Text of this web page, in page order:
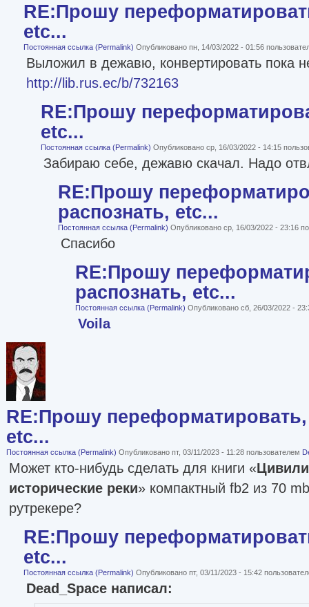
RE:Прошу
etc...
Постоянная ссылка (Permalink) Опубликовано пн, 14/03/2022 - 01:56
Выложил в дежавю, конвертировать пока
http://lib.rus.ec/b/732163
RE:Прошу
etc...
Постоянная ссылка (Permalink) Опубликовано ср, 16/03/2022 - 14:15
Забираю себе, дежавю скачал. Надо
RE:Прошу
распознать, etc...
Постоянная ссылка (Permalink) Опубликовано ср, 16/03/2022 - 23:16
Спасибо
RE:Прошу
распознать, etc...
Постоянная ссылка (Permalink) Опубликовано сб, 26/03/2022 -
Voila
RE:Прошу переформатировать,
etc...
Постоянная ссылка (Permalink) Опубликовано пт, 03/11/2023 - 11:28 пользователем
Может кто-нибудь сделать для книги «
исторические реки» компактный fb2 из 70
рутрекере?
RE:Прошу
etc...
Постоянная ссылка (Permalink) Опубликовано пт, 03/11/2023 - 15:42
Dead_Space написал: